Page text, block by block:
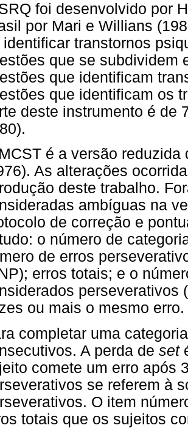
foi desenvolvido por
por Mari e Willians
identificar transtornos
que se subdividem
que identificam
que identificam os
deste instrumento é de
é a versão reduzida
As alterações
deste trabalho.
ambíguas na
de correção e
o número de
de erros
erros totais; e o
perseverativos
ou mais o mesmo erro.
completar uma
A perda de set
comete um erro após
se referem à
O item
totais que os sujeitos